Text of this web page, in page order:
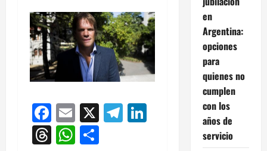
Facebook
Email
X Telegram
LinkedIn
Threads
WhatsApp
en
Argentina:
opciones
para
quienes no
cumplen
con los
años de
servicio